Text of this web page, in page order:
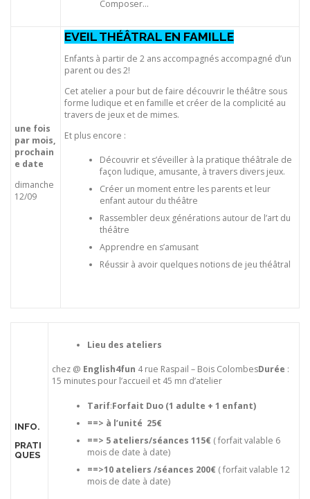
Composer…
une fois
par mois,
prochain
e date
dimanche
12/09
EVEIL THÉÂTRAL EN FAMILLE
Enfants à partir de 2 ans accompagnés accompagné d’un
parent ou des 2!
Cet atelier a pour but de faire découvrir le théâtre sous
forme ludique et en famille et créer de la complicité au
travers de jeux et de mimes.
Et plus encore :
Découvrir et s’éveiller à la pratique théâtrale de
façon ludique, amusante, à travers divers jeux.
Créer un moment entre les parents et leur
enfant autour du théâtre
Rassembler deux générations autour de l’art du
théâtre
Apprendre en s’amusant
Réussir à avoir quelques notions de jeu théâtral
INFO.
PRATI
QUES
Lieu des ateliers
chez @ English4fun 4 rue Raspail – Bois ColombesDurée :
15 minutes pour l’accueil et 45 mn d’atelier
Tarif:Forfait Duo (1 adulte + 1 enfant)
==> à l’unité 25€
==> 5 ateliers/séances 115€ ( forfait valable 6
mois de date à date)
==>10 ateliers /séances 200€ ( forfait valable 12
mois de date à date)